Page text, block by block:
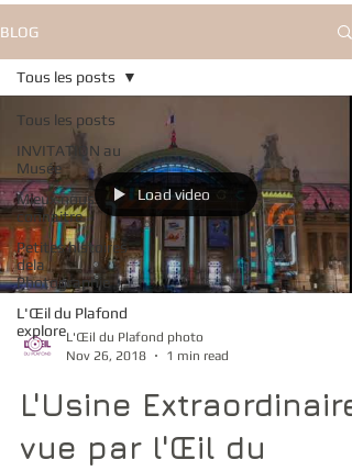
BLOG
Tous les posts
INVITATION au
Musée
Mieux nous
connaitre
Petites histoires
dela
Photographie
L'Œil du Plafond
explore
Tous les posts
Load video
L'Œil du Plafond photo
Nov 26, 2018
1 min read
L'Usine Extraordinaire
vue par l'Œil du